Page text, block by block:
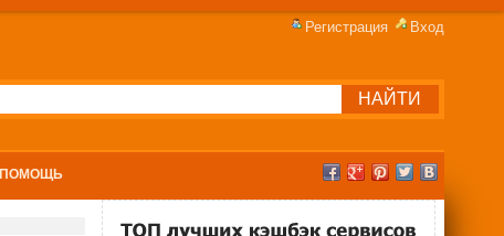
Регистрация Вход
ПОМОЩЬ